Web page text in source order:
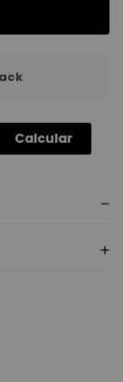
Calcular